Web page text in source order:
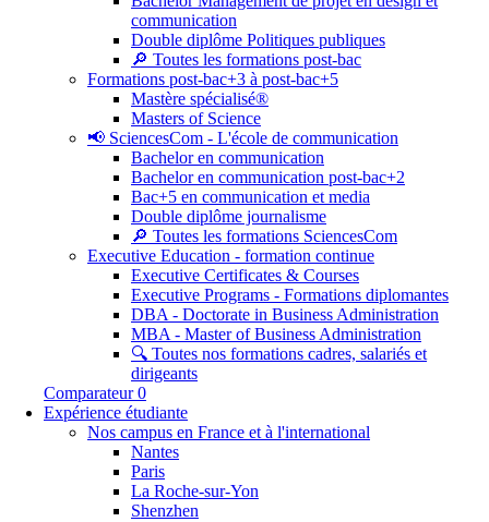
communication
Double diplôme Politiques publiques
🔎 Toutes les formations post-bac
Formations post-bac+3 à post-bac+5
Mastère spécialisé®
Masters of Science
📢 SciencesCom - L'école de communication
Bachelor en communication
Bachelor en communication post-bac+2
Bac+5 en communication et media
Double diplôme journalisme
🔎 Toutes les formations SciencesCom
Executive Education - formation continue
Executive Certificates & Courses
Executive Programs - Formations diplomantes
DBA - Doctorate in Business Administration
MBA - Master of Business Administration
🔍 Toutes nos formations cadres, salariés et
dirigeants
Comparateur 0
Expérience étudiante
Nos campus en France et à l'international
Nantes
Paris
La Roche-sur-Yon
Shenzhen